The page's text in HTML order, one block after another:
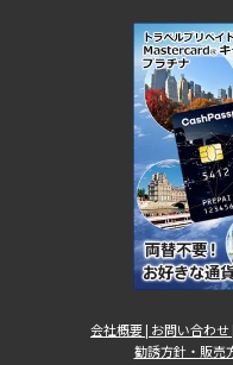
会社概要 | お問い合わせ |
勧誘方針・販売